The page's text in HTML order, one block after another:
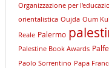
Organizzazione per
orientalistica Oujda Oum
Reale Palermo
Palestine Book Awards
Paolo Sorrentino Papa